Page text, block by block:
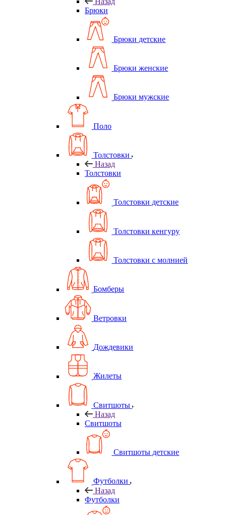
Брюки
Брюки детские
Брюки женские
Брюки мужские
Поло
Толстовки
Назад
Толстовки
Толстовки детские
Толстовки кенгуру
Толстовки с молнией
Бомберы
Ветровки
Дождевики
Жилеты
Свитшоты
Назад
Свитшоты
Свитшоты детские
Футболки
Назад
Футболки